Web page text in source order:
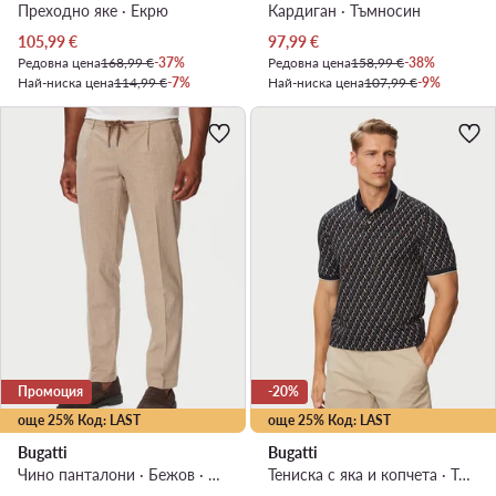
Преходно яке · Екрю
Актуална цена
105,99€
Редовна цена168,99 €-37%
Най-ниска цена114,99 €-7%
Кардиган · Тъмносин
Актуална цена
97,99€
Редовна цена158,99 €-38%
Най-ниска цена107,99 €-9%
още 25% Код: LAST
Промоция
Bugatti
Чино панталони · Бежов · Slim Fit
още 25% Код: LAST
-20%
Bugatti
Тениска с яка и копчета · Тъмносин